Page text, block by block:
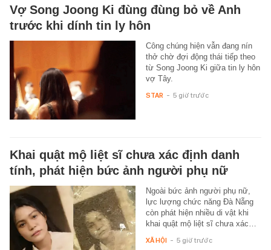
Vợ Song Joong Ki đùng đùng bỏ về Anh
trước khi dính tin ly hôn
Công chúng hiện vẫn đang nín
thở chờ đợi động thái tiếp theo
từ Song Joong Ki giữa tin ly hôn
vợ Tây.
STAR - 5 giờ trước
Khai quật mộ liệt sĩ chưa xác định danh
tính, phát hiện bức ảnh người phụ nữ
Ngoài bức ảnh người phụ nữ,
lực lượng chức năng Đà Nẵng
còn phát hiện nhiều di vật khi
khai quật mộ liệt sĩ chưa xác…
XÃ HỘI - 5 giờ trước